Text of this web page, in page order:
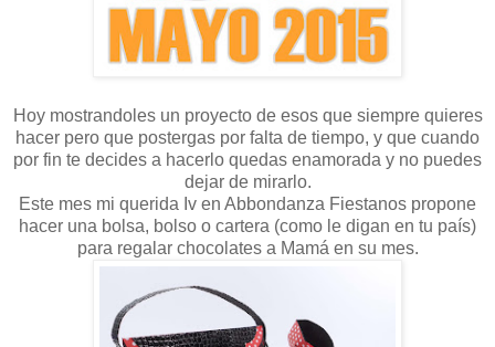
Hoy mostrandoles un proyecto de esos que siempre quieres
hacer pero que postergas por falta de tiempo, y que cuando
por fin te decides a hacerlo quedas enamorada y no puedes
dejar de mirarlo.
Este mes mi querida Iv en Abbondanza Fiestanos propone
hacer una bolsa, bolso o cartera (como le digan en tu país)
para regalar chocolates a Mamá en su mes.